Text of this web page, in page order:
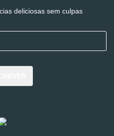
deliciosas sem culpas